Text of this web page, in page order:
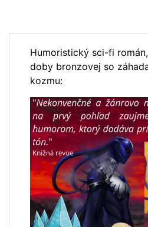
Humoristický sci-fi
doby bronzovej so
kozmu: